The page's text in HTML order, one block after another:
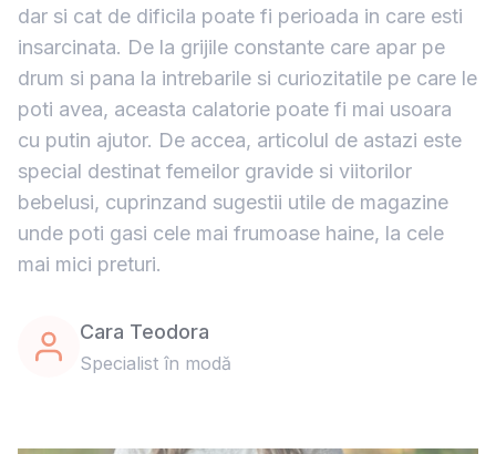
dar si cat de dificila poate fi perioada in care esti
insarcinata. De la grijile constante care apar pe
drum si pana la intrebarile si curiozitatile pe care le
poti avea, aceasta calatorie poate fi mai usoara
cu putin ajutor. De accea, articolul de astazi este
special destinat femeilor gravide si viitorilor
bebelusi, cuprinzand sugestii utile de magazine
unde poti gasi cele mai frumoase haine, la cele
mai mici preturi.
Cara Teodora
Specialist în modă